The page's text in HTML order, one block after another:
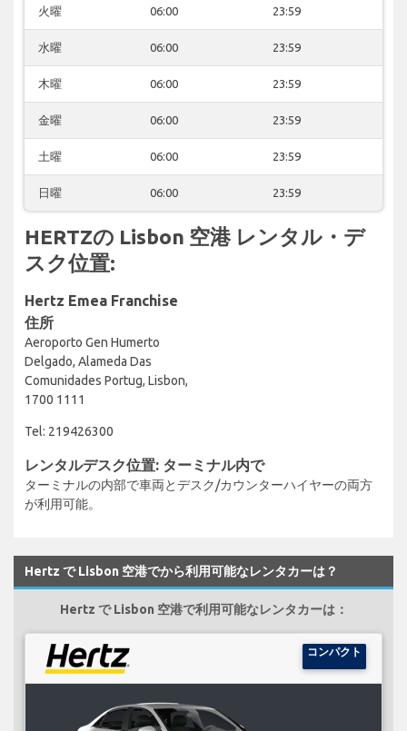
火曜 06:00 23:59
水曜 06:00 23:59
木曜 06:00 23:59
金曜 06:00 23:59
土曜 06:00 23:59
日曜 06:00 23:59
HERTZの Lisbon 空港 レンタル・デ
スク位置:
Hertz Emea Franchise
住所
Aeroporto Gen Humerto
Delgado, Alameda Das
Comunidades Portug, Lisbon,
1700 1111
Tel: 219426300
レンタルデスク位置: ターミナル内で
ターミナルの内部で車両とデスク/カウンターハイヤーの両方
が利用可能。
Hertz で Lisbon 空港でから利用可能なレンタカーは？
Hertz で Lisbon 空港で利用可能なレンタカーは：
コンパクト